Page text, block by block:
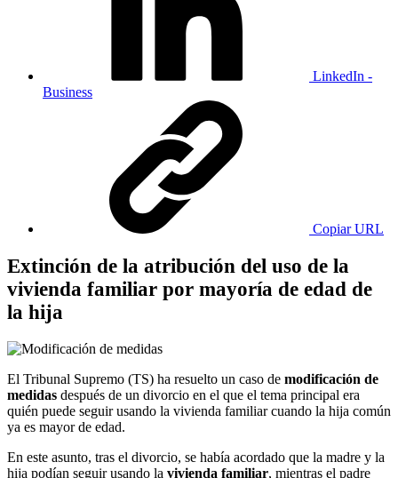
LinkedIn -
Business
Copiar URL
Extinción de la atribución del uso de la
vivienda familiar por mayoría de edad de
la hija
El Tribunal Supremo (TS) ha resuelto un caso de modificación de
medidas después de un divorcio en el que el tema principal era
quién puede seguir usando la vivienda familiar cuando la hija común
ya es mayor de edad.
En este asunto, tras el divorcio, se había acordado que la madre y la
hija podían seguir usando la vivienda familiar, mientras el padre